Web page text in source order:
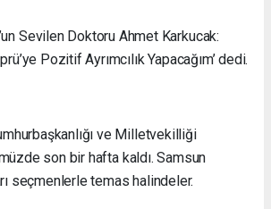
Sevilen Doktoru Ahmet Karkucak:
Pozitif Ayrımcılık Yapacağım’ dedi.
ve Milletvekilliği
son bir hafta kaldı. Samsun
seçmenlerle temas halindeler.